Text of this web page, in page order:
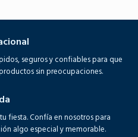
seguros y confiables para que
sin preocupaciones.
fiesta. Confía en nosotros para
algo especial y memorable.